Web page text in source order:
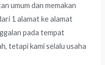
umum dan memakan
1 alamat ke alamat
pada tempat
tetapi kami selalu usaha